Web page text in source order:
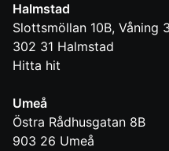
Halmstad
Slottsmöllan 10B, Våning 3
302 31 Halmstad
Hitta hit
Umeå
Östra Rådhusgatan 8B
903 26 Umeå